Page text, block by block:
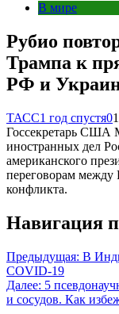
В мире
Рубио
Трампа к
РФ и
ТАСС1 год спустя0
Госсекретарь США
иностранных дел
американского
переговорам между
конфликта.
Навигация
Предыдущая: В
COVID-19
Далее: 5
и сосудов. Как